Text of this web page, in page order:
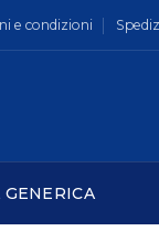
e condizioni